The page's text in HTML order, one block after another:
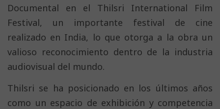
Documental en el Thilsri International Film
Festival, un importante festival de cine
realizado en India, lo que otorga a la obra un
valioso reconocimiento dentro de la industria
audiovisual del mundo.
Thilsri se ha posicionado en los últimos años
como un espacio de exhibición y competencia